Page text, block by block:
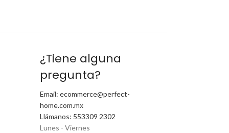
¿Tiene alguna
pregunta?
Email: ecommerce@perfect-
home.com.mx
Llámanos: 553309 2302
Lunes - Viernes